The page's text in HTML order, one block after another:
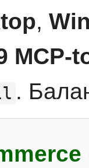
,
MCP-
.